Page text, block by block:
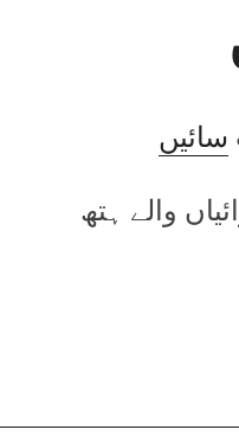
سائیں
والے ہتھ